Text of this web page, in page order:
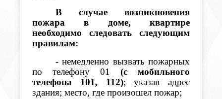
В случае возникновения
пожара в доме, квартире
необходимо следовать следующим
правилам:
- немедленно вызвать пожарных
по телефону 01(с мобильного
телефона 101, 112); указав адрес
здания; место, где произошел пожар;